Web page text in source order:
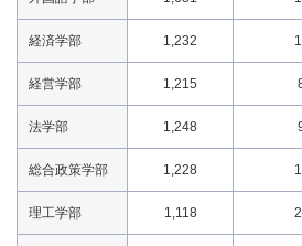
経済学部 1,232
経営学部 1,215
法学部 1,248
総合政策学部 1,228
理工学部 1,118